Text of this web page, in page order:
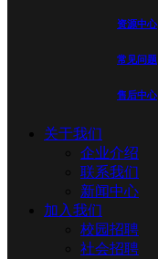
资源中心
常见问题
售后中心
关于我们
企业介绍
联系我们
新闻中心
加入我们
校园招聘
社会招聘